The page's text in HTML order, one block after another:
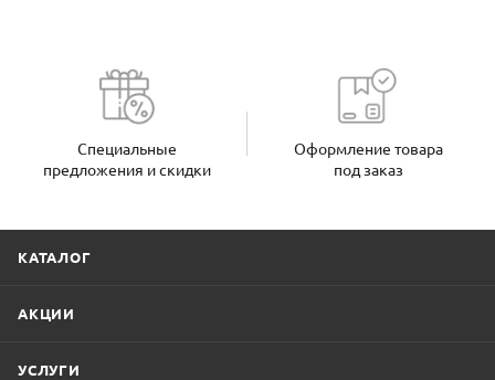
Специальные
предложения и скидки
Оформление товара
под заказ
КАТАЛОГ
АКЦИИ
УСЛУГИ